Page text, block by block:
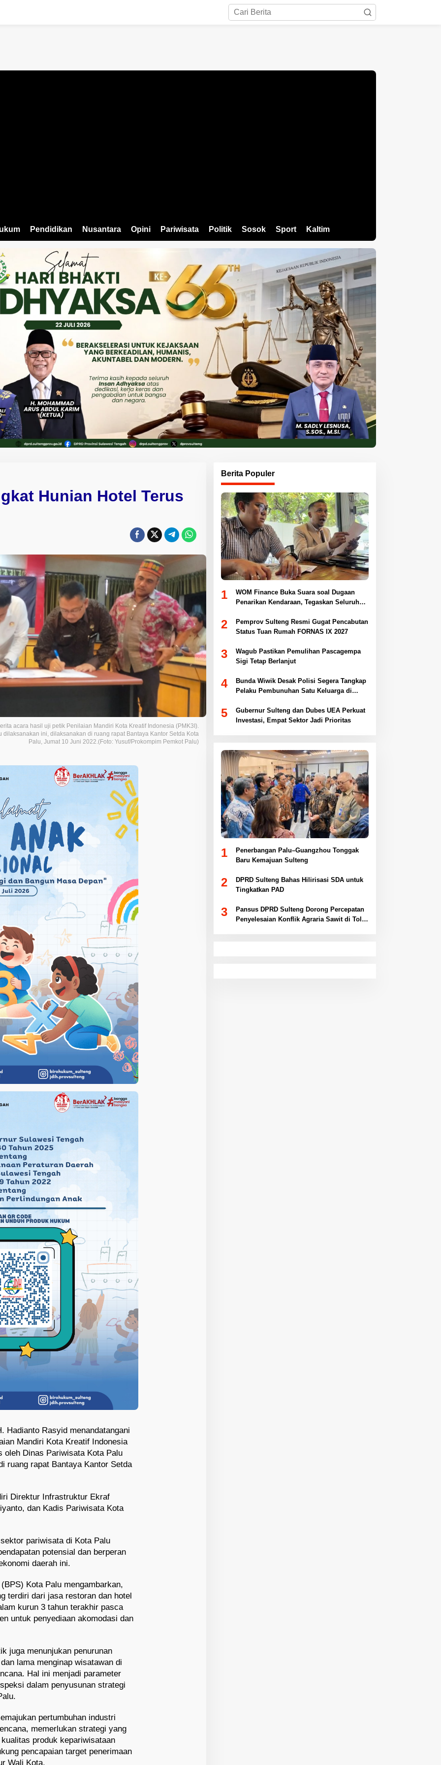
Pendidikan Nusantara Opini Pariwisata Politik Sosok Sport Kaltim
Hunian Hotel Terus
acara hasil uji petik Penilaian Mandiri Kota Kreatif Indonesia (PMK3I).
ini, dilaksanakan di ruang rapat Bantaya Kantor Setda Kota
Palu, Jumat 10 Juni 2022.(Foto: Yusuf/Prokompim Pemkot Palu)
Hadianto Rasyid menandatangani
Mandiri Kota Kreatif Indonesia
oleh Dinas Pariwisata Kota Palu
ruang rapat Bantaya Kantor Setda
Direktur Infrastruktur Ekraf
dan Kadis Pariwisata Kota
pariwisata di Kota Palu
potensial dan berperan
daerah ini.
Kota Palu mengambarkan,
terdiri dari jasa restoran dan hotel
kurun 3 tahun terakhir pasca
untuk penyediaan akomodasi dan
juga menunjukan penurunan
lama menginap wisatawan di
Hal ini menjadi parameter
dalam penyusunan strategi
pertumbuhan industri
memerlukan strategi yang
produk kepariwisataan
pencapaian target penerimaan
Wali Kota.
Berita Populer
1
WOM Finance Buka Suara soal Dugaan
Penarikan Kendaraan, Tegaskan Seluruh
2
Pemprov Sulteng Resmi Gugat Pencabutan
Status Tuan Rumah FORNAS IX 2027
3
Wagub Pastikan Pemulihan Pascagempa
Sigi Tetap Berlanjut
4
Bunda Wiwik Desak Polisi Segera Tangkap
Pelaku Pembunuhan Satu Keluarga di
5
Gubernur Sulteng dan Dubes UEA Perkuat
Investasi, Empat Sektor Jadi Prioritas
1
Penerbangan Palu–Guangzhou Tonggak
Baru Kemajuan Sulteng
2
DPRD Sulteng Bahas Hilirisasi SDA untuk
Tingkatkan PAD
3
Pansus DPRD Sulteng Dorong Percepatan
Penyelesaian Konflik Agraria Sawit di Toli-